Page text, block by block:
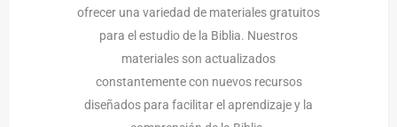
ofrecer una variedad de materiales gratuitos
para el estudio de la Biblia. Nuestros
materiales son actualizados
constantemente con nuevos recursos
diseñados para facilitar el aprendizaje y la